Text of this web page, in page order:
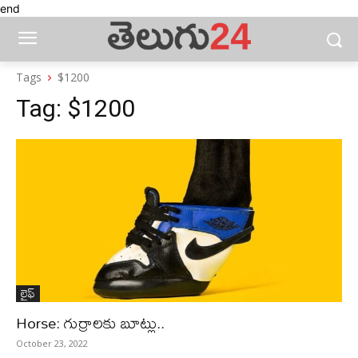
end
Tags $1200
Tag: $1200
లైఫ్‌
Horse: గుర్రాలకు బూట్లు..
October 23, 2022